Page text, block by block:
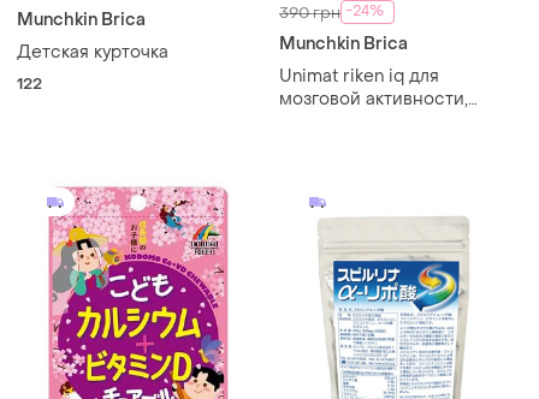
Munchkin Brica
Детская курточка
122
390 грн -24%
Munchkin Brica
Unimat riken iq для
мозговой активности,